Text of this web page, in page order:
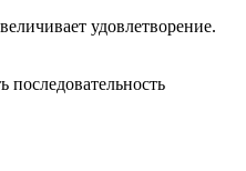
удовлетворение.